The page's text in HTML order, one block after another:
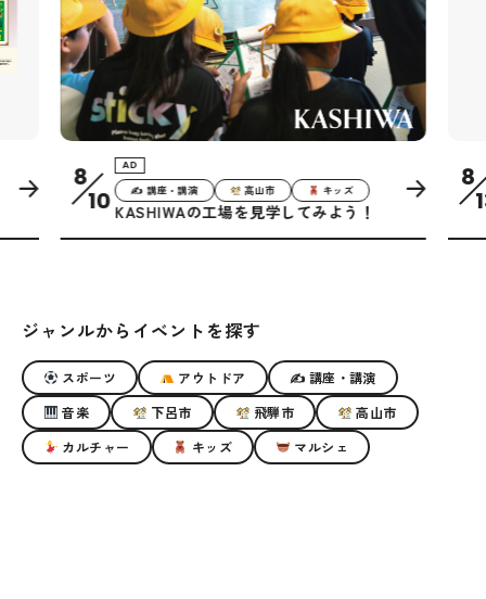
8
10
AD
✍ 講座・講演 高山市 キッズ
KASHIWAの工場を見学してみよう！
8
ジャンルからイベントを探す
スポーツ アウトドア
✍ 講座・講演
音楽
下呂市 飛騨市
高山市
カルチャー
キッズ マルシェ